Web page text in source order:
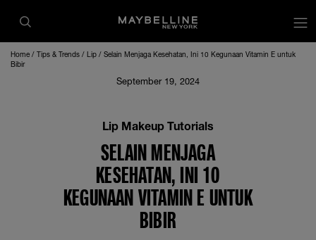
Home Tips & Trends Lip
Selain Menjaga Kesehatan, Ini 10 Kegunaan Vitamin E untuk
Bibir
September 19, 2024
Lip Makeup Tutorials
SELAIN MENJAGA
KESEHATAN, INI 10
KEGUNAAN VITAMIN E UNTUK
BIBIR